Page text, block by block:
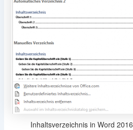
Inhaltsverzeichnis in Word 2016